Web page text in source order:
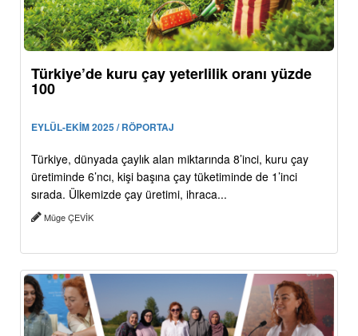
Türkiye’de kuru çay yeterlilik oranı yüzde
100
EYLÜL-EKİM 2025 / RÖPORTAJ
Türkiye, dünyada çaylık alan miktarında 8’inci, kuru çay
üretiminde 6’ncı, kişi başına çay tüketiminde de 1’inci
sırada. Ülkemizde çay üretimi, ihraca...
Müge ÇEVİK